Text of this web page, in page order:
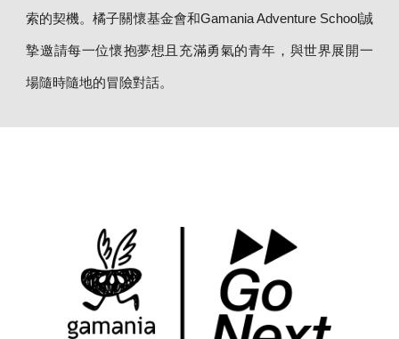
索的契機。橘子關懷基金會和Gamania Adventure School誠
摯邀請每一位懷抱夢想且充滿勇氣的青年，與世界展開一
場隨時隨地的冒險對話。